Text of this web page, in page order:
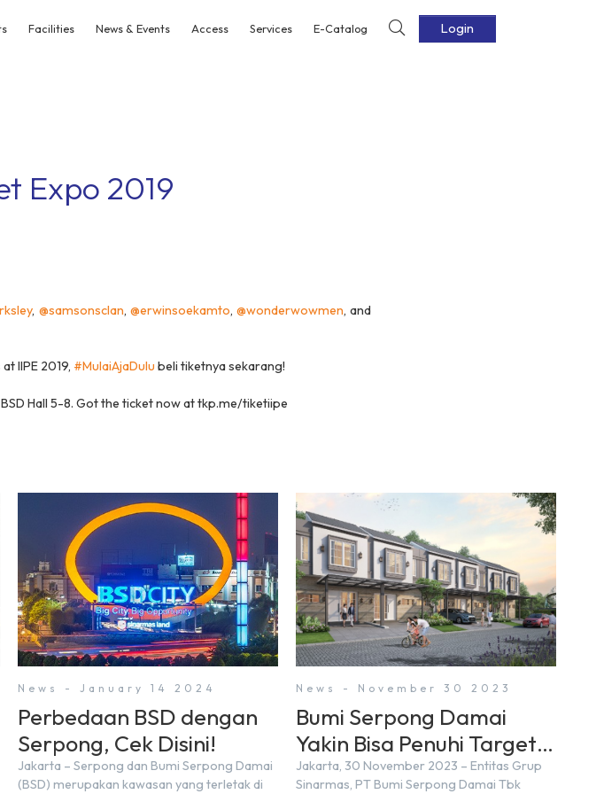
Facilities News & Events Access Services E-Catalog Login
Expo 2019
, @samsonsclan, @erwinsoekamto, @wonderwowmen, and
IIPE 2019, #MulaiAjaDulu beli tiketnya sekarang!
Hall 5-8. Got the ticket now at tkp.me/tiketiipe
News - January 14 2024
Perbedaan BSD dengan
Serpong, Cek Disini!
Jakarta – Serpong dan Bumi Serpong Damai
(BSD) merupakan kawasan yang terletak di
News - November 30 2023
Bumi Serpong Damai
Yakin Bisa Penuhi Target
Marketing Sales Tahun
Jakarta, 30 November 2023 – Entitas Grup
Sinarmas, PT Bumi Serpong Damai Tbk